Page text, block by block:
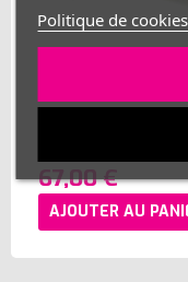
Kit ruban LED
étanche 5m
67,00 €
AJOUTER AU
Politique de cookies